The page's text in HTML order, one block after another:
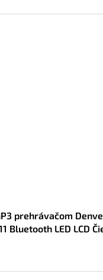
prehrávačom
Bluetooth LED LCD